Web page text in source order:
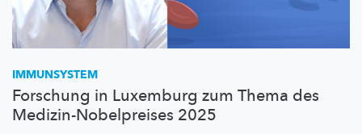
IMMUNSYSTEM
Forschung in Luxemburg zum Thema des
Medizin-Nobelpreises 2025